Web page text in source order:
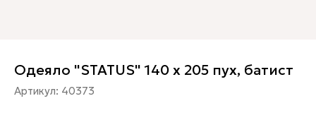
Одеяло "STATUS" 140 х 205 пух, батист
Артикул: 40373